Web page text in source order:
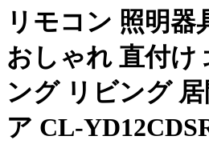
リモコン 照明器
おしゃれ 直付け
ング リビング
ア CL-